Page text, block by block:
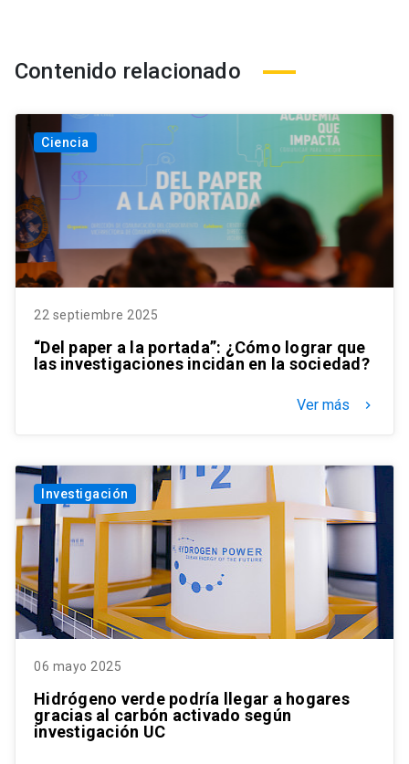
Contenido relacionado
Ciencia
22 septiembre 2025
“Del paper a la portada”: ¿Cómo lograr que
las investigaciones incidan en la sociedad?
Ver más keyboard_arrow_right
Investigación
06 mayo 2025
Hidrógeno verde podría llegar a hogares
gracias al carbón activado según
investigación UC